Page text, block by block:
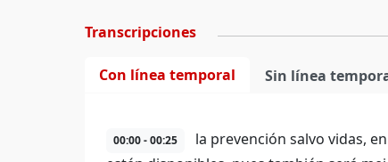
Transcripciones
Con línea temporal Sin línea
00:00 - 00:25
la prevención salvo vidas,